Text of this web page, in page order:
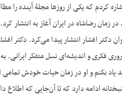
کردم که یکی از روزها مجلۀ آینده را
به ایران حمله کردند در زمان رضاشاه در ایران
دکتر افشار انتشار پیدا می‌کرد.
فکری و اندیشه‌ای نسل متفکر ایرانی.
یاد بکنم و او در زمان حیات خودش
ادامه دارد که تا آن‌جایی که